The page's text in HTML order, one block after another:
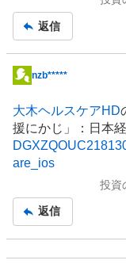
返信
掲
板
記
事
nzb*****
大木ヘルスケアHD
援にかじ」：日本
are_ios
投資
返信